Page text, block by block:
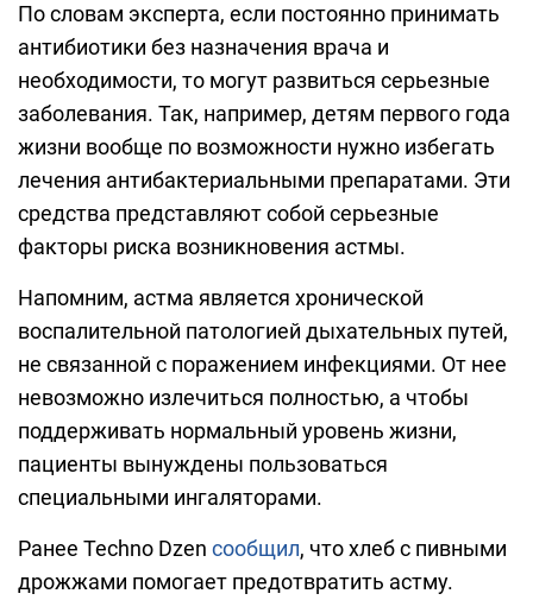
По словам эксперта, если постоянно принимать
антибиотики без назначения врача и
необходимости, то могут развиться серьезные
заболевания. Так, например, детям первого года
жизни вообще по возможности нужно избегать
лечения антибактериальными препаратами. Эти
средства представляют собой серьезные
факторы риска возникновения астмы.
Напомним, астма является хронической
воспалительной патологией дыхательных путей,
не связанной с поражением инфекциями. От нее
невозможно излечиться полностью, а чтобы
поддерживать нормальный уровень жизни,
пациенты вынуждены пользоваться
специальными ингаляторами.
Ранее Techno Dzen сообщил, что хлеб с пивными
дрожжами помогает предотвратить астму.